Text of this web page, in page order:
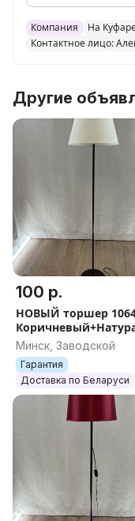
Тип патрона E27
Компания
На
Контактное лицо:
Другие
100 р.
НОВЫЙ торшер
Минск, Заводской
Гарантия
Доставка по Беларуси